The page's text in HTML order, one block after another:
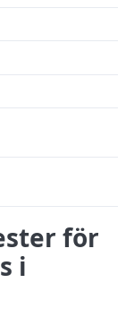
automatiska
för
i